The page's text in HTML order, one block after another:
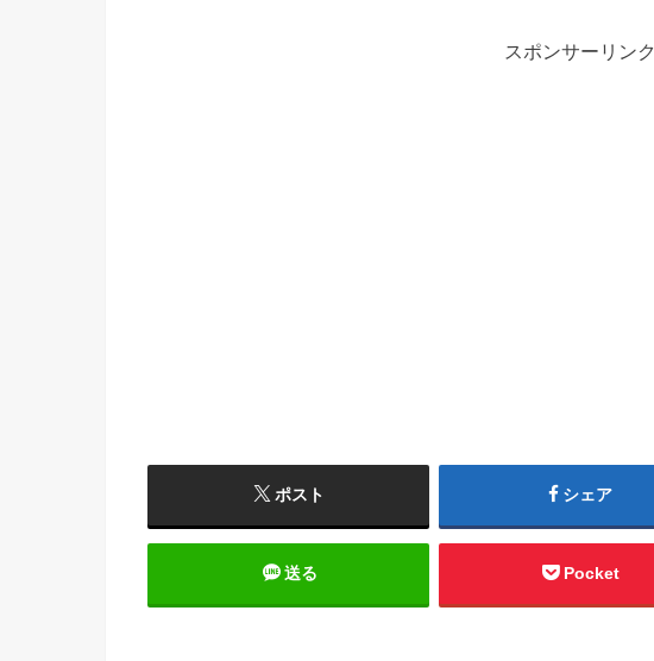
スポンサーリンク
ポスト シェア
送る Pocket